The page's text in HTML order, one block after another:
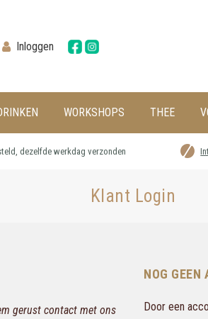
Inloggen
WORKSHOPS THEE
dezelfde werkdag verzonden
Klant Login
gerust contact met ons
NOG GEEN
Door een